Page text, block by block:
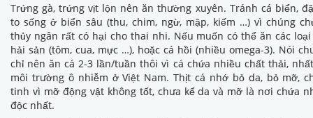
Trứng gà, trứng vịt lộn nên ăn thường xuyên. Tránh cá biển,
to sống ở biển sâu (thu, chim, ngừ, mập, kiếm …) vì chúng
thủy ngân rất có hại cho thai nhi. Nếu muốn có thể ăn các loại
hải sản (tôm, cua, mực …), hoặc cá hồi (nhiều omega-3). Nói
chỉ nên ăn cá 2-3 lần/tuần thôi vì cá chứa nhiều chất thải,
môi trường ô nhiễm ở Việt Nam. Thịt cá nhớ bỏ da, bỏ mỡ,
tinh vì mỡ động vật không tốt, chưa kể da và mỡ là nơi chứa
độc nhất.